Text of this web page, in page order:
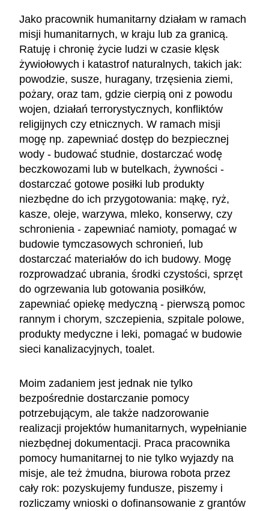
Jako pracownik humanitarny działam w ramach
misji humanitarnych, w kraju lub za granicą.
Ratuję i chronię życie ludzi w czasie klęsk
żywiołowych i katastrof naturalnych, takich jak:
powodzie, susze, huragany, trzęsienia ziemi,
pożary, oraz tam, gdzie cierpią oni z powodu
wojen, działań terrorystycznych, konfliktów
religijnych czy etnicznych. W ramach misji
mogę np. zapewniać dostęp do bezpiecznej
wody - budować studnie, dostarczać wodę
beczkowozami lub w butelkach, żywności -
dostarczać gotowe posiłki lub produkty
niezbędne do ich przygotowania: mąkę, ryż,
kasze, oleje, warzywa, mleko, konserwy, czy
schronienia - zapewniać namioty, pomagać w
budowie tymczasowych schronień, lub
dostarczać materiałów do ich budowy. Mogę
rozprowadzać ubrania, środki czystości, sprzęt
do ogrzewania lub gotowania posiłków,
zapewniać opiekę medyczną - pierwszą pomoc
rannym i chorym, szczepienia, szpitale polowe,
produkty medyczne i leki, pomagać w budowie
sieci kanalizacyjnych, toalet.
Moim zadaniem jest jednak nie tylko
bezpośrednie dostarczanie pomocy
potrzebującym, ale także nadzorowanie
realizacji projektów humanitarnych, wypełnianie
niezbędnej dokumentacji. Praca pracownika
pomocy humanitarnej to nie tylko wyjazdy na
misje, ale też żmudna, biurowa robota przez
cały rok: pozyskujemy fundusze, piszemy i
rozliczamy wnioski o dofinansowanie z grantów